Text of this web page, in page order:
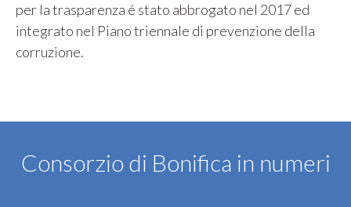
per la trasparenza é stato abbrogato nel 2017 ed
integrato nel Piano triennale di prevenzione della
corruzione.
Consorzio di Bonifica in numeri